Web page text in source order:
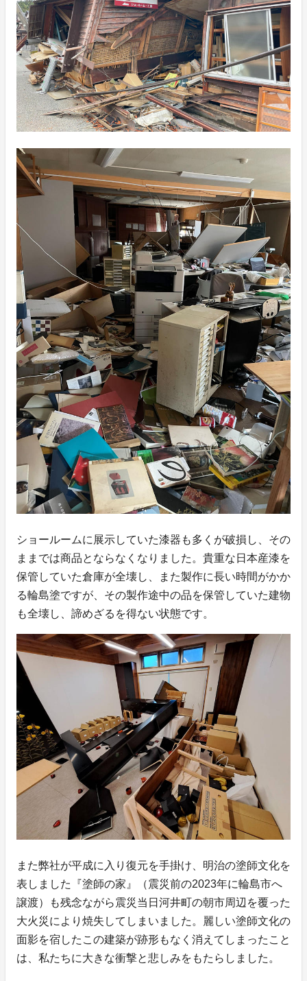
ショールームに展示していた漆器も多くが破損し、その
ままでは商品とならなくなりました。貴重な日本産漆を
保管していた倉庫が全壊し、また製作に長い時間がかか
る輪島塗ですが、その製作途中の品を保管していた建物
も全壊し、諦めざるを得ない状態です。
また弊社が平成に入り復元を手掛け、明治の塗師文化を
表しました『塗師の家』（震災前の2023年に輪島市へ
譲渡）も残念ながら震災当日河井町の朝市周辺を覆った
大火災により焼失してしまいました。麗しい塗師文化の
面影を宿したこの建築が跡形もなく消えてしまったこと
は、私たちに大きな衝撃と悲しみをもたらしました。